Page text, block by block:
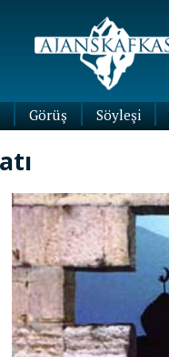
Görüş Söyleşi